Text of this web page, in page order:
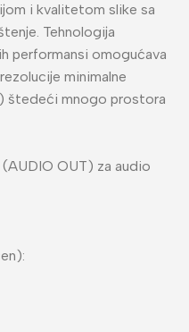
i kvalitetom slike sa
Tehnologija
performansi omogućava
minimalne
štedeći mnogo prostora
(AUDIO OUT) za audio